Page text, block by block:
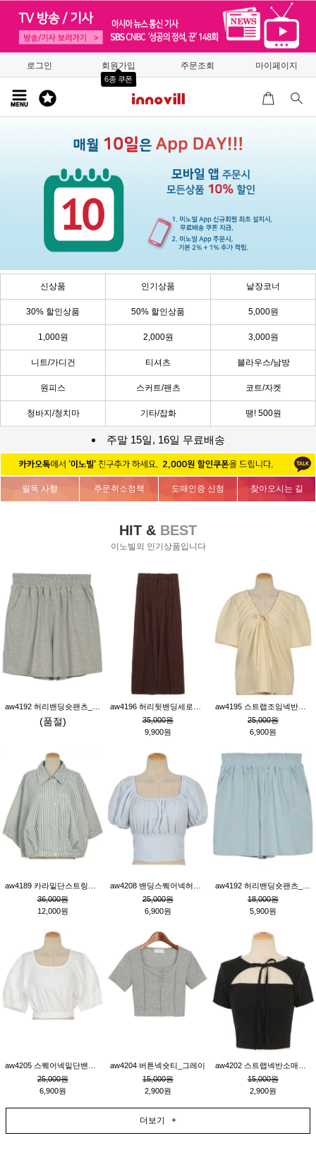
로그인 회원가입
6종 쿠폰
주문조회 마이페이지
신상품 인기상품 낱장코너
30% 할인상품 50% 할인상품 5,000원
1,000원 2,000원 3,000원
니트/가디건 티셔츠 블라우스/남방
원피스 스커트/팬츠 코트/자켓
청바지/청치마 기타/잡화 땡! 500원
주말 15일, 16일 무료배송
필독 사항 주문취소정책 도매인증 신청 찾아오시는 길
HIT & BEST
이노빌의 인기상품입니다
(품절)
35,000원
9,900원
25,000원
6,900원
36,000원
12,000원
25,000원
6,900원
18,000원
5,900원
25,000원
6,900원
aw4204 버튼넥숏티_그레이
15,000원
2,900원
15,000원
2,900원
더보기 +